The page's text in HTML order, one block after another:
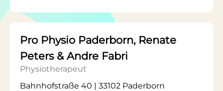
Pro Physio Paderborn, Renate
Peters & Andre Fabri
Physiotherapeut
Bahnhofstraße 40 | 33102 Paderborn